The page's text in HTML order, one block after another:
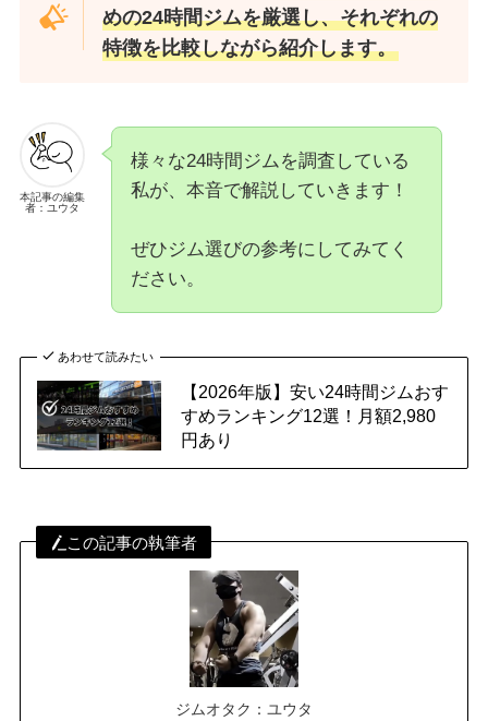
めの24時間ジムを厳選し、それぞれの
特徴を比較しながら紹介します。
本記事の編集
者：ユウタ
様々な24時間ジムを調査している
私が、本音で解説していきます！
ぜひジム選びの参考にしてみてく
ださい。
あわせて読みたい
【2026年版】安い24時間ジムおす
すめランキング12選！月額2,980
円あり
この記事の執筆者
ジムオタク：ユウタ